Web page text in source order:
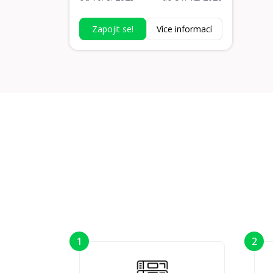
Zapojit se! Více informací
Zapojit se!
1 2